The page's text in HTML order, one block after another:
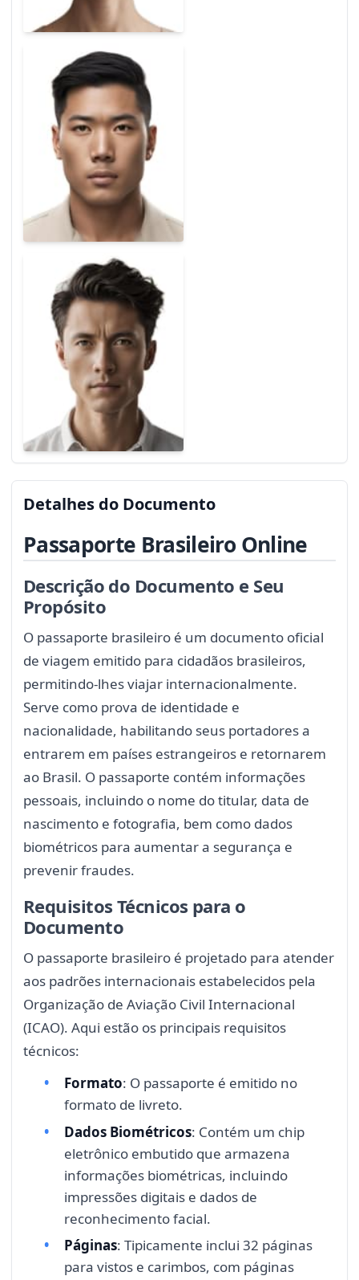
Detalhes do Documento
Passaporte Brasileiro Online
Descrição do Documento e Seu
Propósito
O passaporte brasileiro é um documento oficial
de viagem emitido para cidadãos brasileiros,
permitindo-lhes viajar internacionalmente.
Serve como prova de identidade e
nacionalidade, habilitando seus portadores a
entrarem em países estrangeiros e retornarem
ao Brasil. O passaporte contém informações
pessoais, incluindo o nome do titular, data de
nascimento e fotografia, bem como dados
biométricos para aumentar a segurança e
prevenir fraudes.
Requisitos Técnicos para o
Documento
O passaporte brasileiro é projetado para atender
aos padrões internacionais estabelecidos pela
Organização de Aviação Civil Internacional
(ICAO). Aqui estão os principais requisitos
técnicos:
Formato: O passaporte é emitido no
formato de livreto.
Dados Biométricos: Contém um chip
eletrônico embutido que armazena
informações biométricas, incluindo
impressões digitais e dados de
reconhecimento facial.
Páginas: Tipicamente inclui 32 páginas
para vistos e carimbos, com páginas